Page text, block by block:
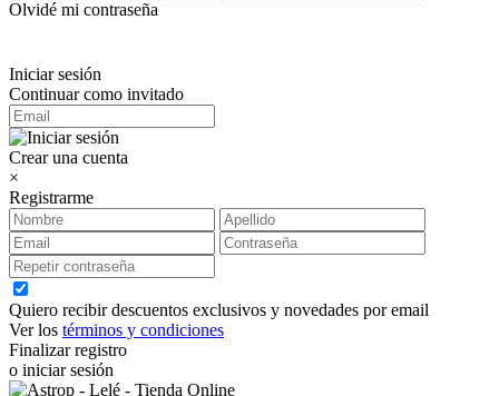
Olvidé mi contraseña
Iniciar sesión
Continuar como invitado
Crear una cuenta
×
Registrarme
Quiero recibir descuentos exclusivos y novedades por email
Ver los términos y condiciones
Finalizar registro
o iniciar sesión